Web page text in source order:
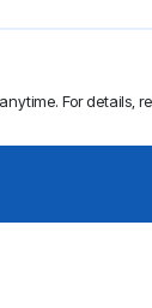
For details,